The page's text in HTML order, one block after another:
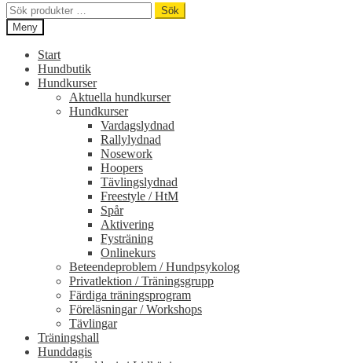
Sök
efter:
Sök
Meny
Start
Hundbutik
Hundkurser
Aktuella hundkurser
Hundkurser
Vardagslydnad
Rallylydnad
Nosework
Hoopers
Tävlingslydnad
Freestyle / HtM
Spår
Aktivering
Fysträning
Onlinekurs
Beteendeproblem / Hundpsykolog
Privatlektion / Träningsgrupp
Färdiga träningsprogram
Föreläsningar / Workshops
Tävlingar
Träningshall
Hunddagis